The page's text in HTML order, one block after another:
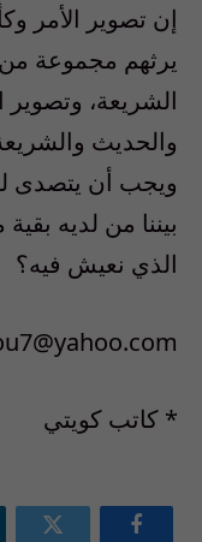
إن تصوير الأمر
يرثهم مجموعة
الشريعة، وتصوير
والحديث
ويجب أن يتصدى
بيننا من لديه
الذي نعيش فيه؟
* كاتب كويتي